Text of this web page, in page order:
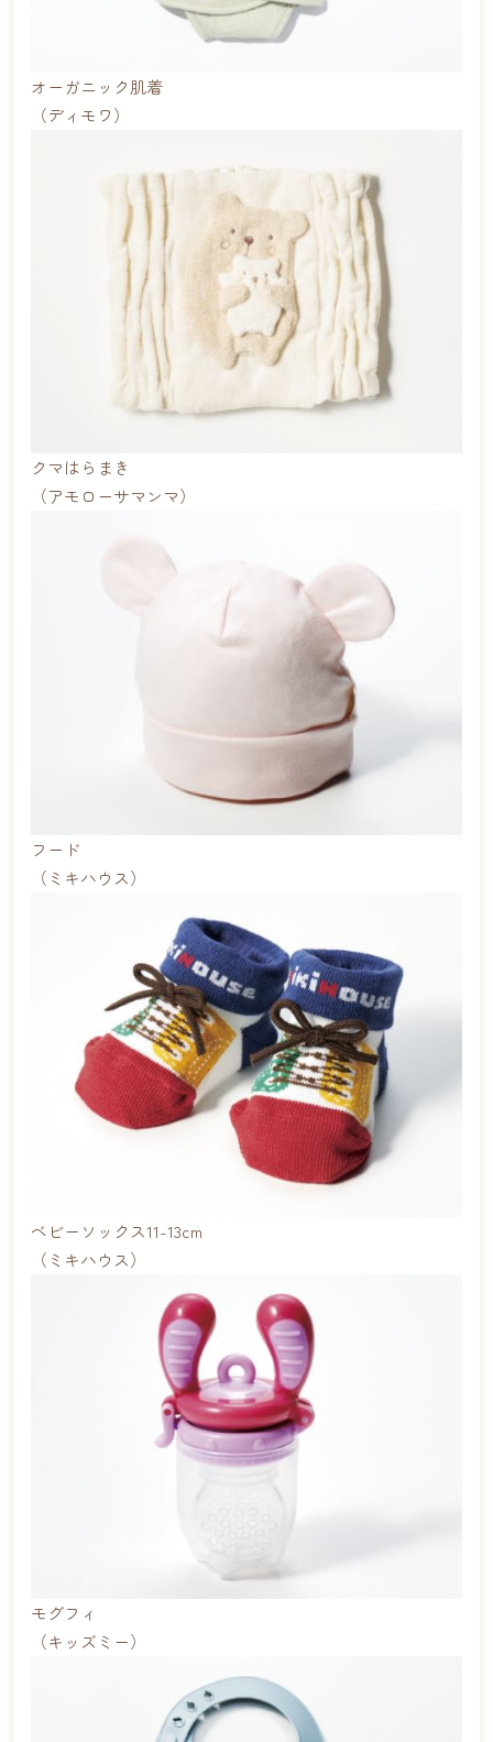
オーガニック肌着
（ディモワ）
クマはらまき
（アモローサマンマ）
フード
（ミキハウス）
ベビーソックス11-13cm
（ミキハウス）
モグフィ
（キッズミー）